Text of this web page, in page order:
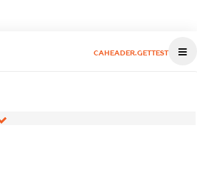
CAHEADER.GETTEST